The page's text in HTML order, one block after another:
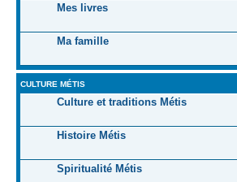
Mes livres
Ma famille
CULTURE MÉTIS
Culture et traditions Métis
Histoire Métis
Spiritualité Métis